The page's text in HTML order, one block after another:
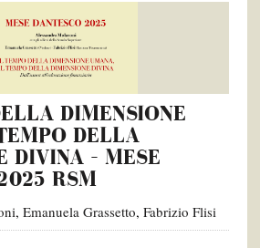
DIMENSIONE
DELLA
DIVINA – MESE
RSM
, Emanuela Grassetto, Fabrizio Flisi